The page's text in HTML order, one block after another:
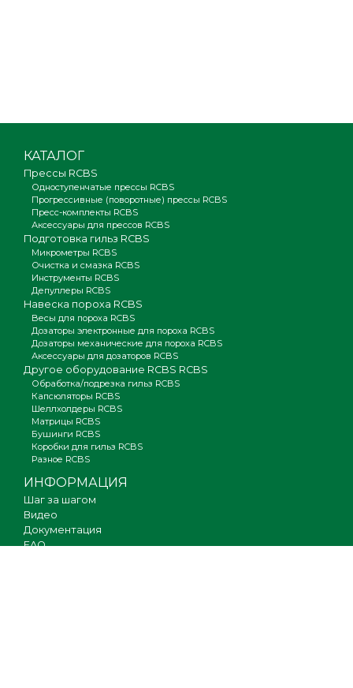
КАТАЛОГ
Прессы RCBS
Одноступенчатые прессы RCBS
Прогрессивные (поворотные) прессы RCBS
Пресс-комплекты RCBS
Аксессуары для прессов RCBS
Подготовка гильз RCBS
Микрометры RCBS
Очистка и смазка RCBS
Инструменты RCBS
Депуллеры RCBS
Навеска пороха RCBS
Весы для пороха RCBS
Дозаторы электронные для пороха RCBS
Дозаторы механические для пороха RCBS
Аксессуары для дозаторов RCBS
Другое оборудование RCBS RCBS
Обработка/подрезка гильз RCBS
Капсюляторы RCBS
Шеллхолдеры RCBS
Матрицы RCBS
Бушинги RCBS
Коробки для гильз RCBS
Разное RCBS
ИНФОРМАЦИЯ
Шаг за шагом
Видео
Документация
FAQ